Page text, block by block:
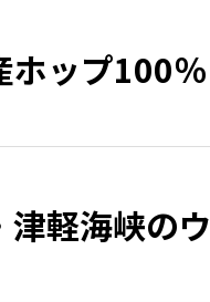
ップ100％
軽海峡のウ